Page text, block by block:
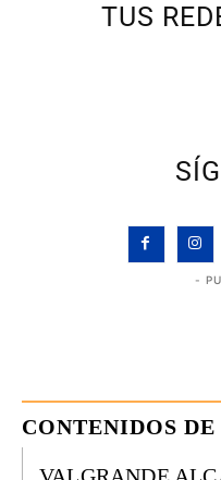
TUS
-
CONTENIDOS